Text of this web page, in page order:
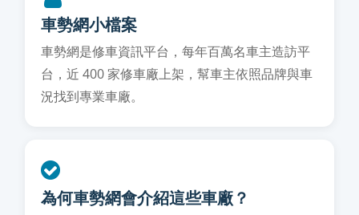
車勢網小檔案
車勢網是修車資訊平台，每年百萬名車主造訪平
台，近 400 家修車廠上架，幫車主依照品牌與車
況找到專業車廠。
為何車勢網會介紹這些車廠？